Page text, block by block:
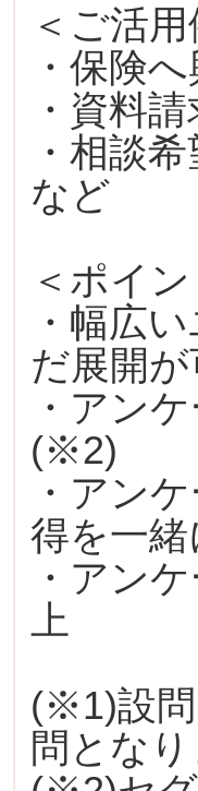
＜ご活用
・保険
・資料
・相談
など
＜ポイン
・幅広
だ展開
・アン
(※2)
・アン
得を一
・アン
上
(※1)設問
問となり